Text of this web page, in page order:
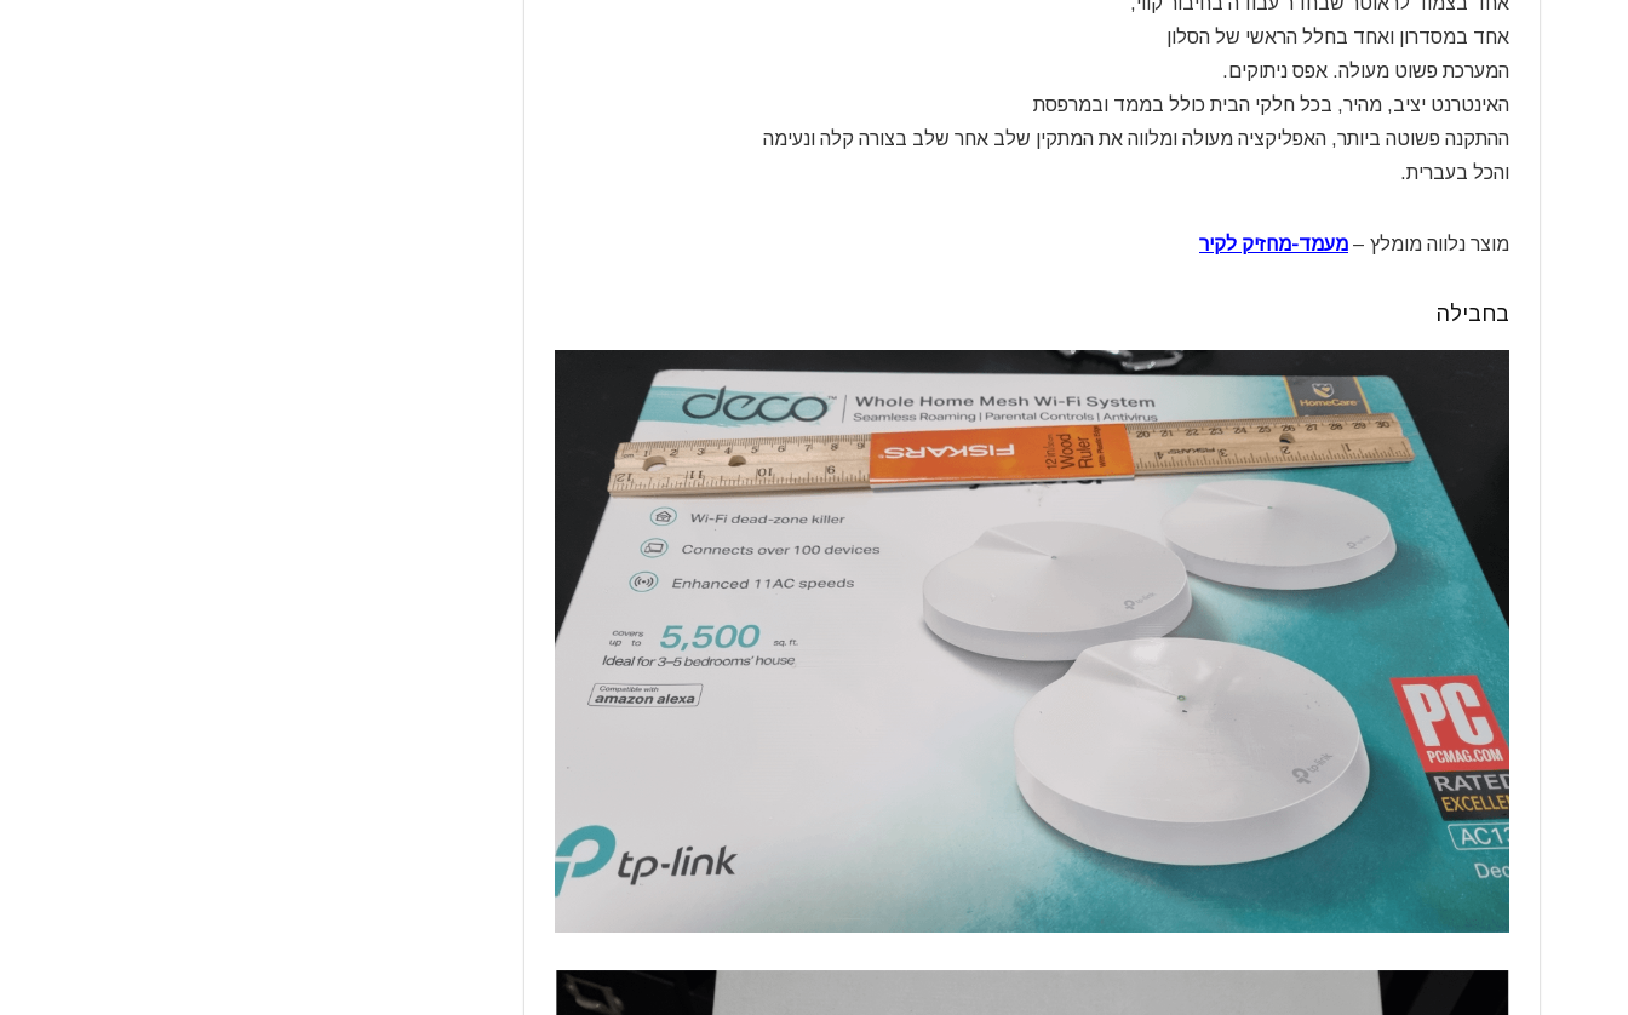
אחד במסדרון ואחד בחלל הראשי של הסלון
המערכת פשוט מעולה. אפס ניתוקים.
האינטרנט יציב, מהיר, בכל חלקי הבית כולל בממד ובמרפסת
ההתקנה פשוטה ביותר, האפליקציה מעולה ומלווה את המתקין שלב אחר שלב בצורה קלה ונעימה
והכל בעברית.
מוצר נלווה מומלץ – מעמד-מחזיק לקיר
בחבילה